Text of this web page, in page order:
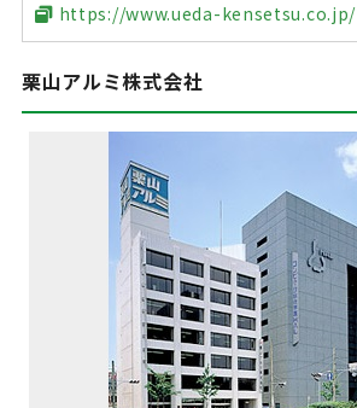
https://www.ueda-kensetsu.co.jp/
栗山アルミ株式会社